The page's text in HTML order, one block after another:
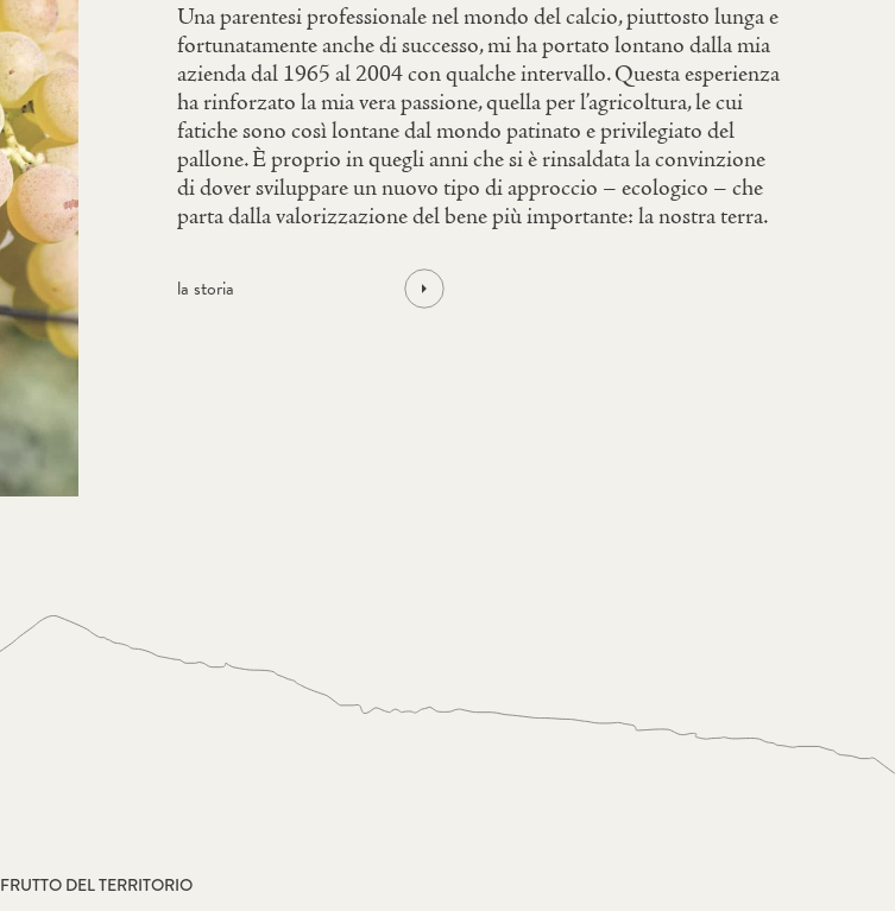
Una parentesi professionale nel mondo del calcio, piuttosto lunga e
fortunatamente anche di successo, mi ha portato lontano dalla mia
azienda dal 1965 al 2004 con qualche intervallo. Questa esperienza
ha rinforzato la mia vera passione, quella per l’agricoltura, le cui
fatiche sono così lontane dal mondo patinato e privilegiato del
pallone. È proprio in quegli anni che si è rinsaldata la convinzione
di dover sviluppare un nuovo tipo di approccio – ecologico – che
parta dalla valorizzazione del bene più importante: la nostra terra.
la storia
FRUTTO DEL TERRITORIO